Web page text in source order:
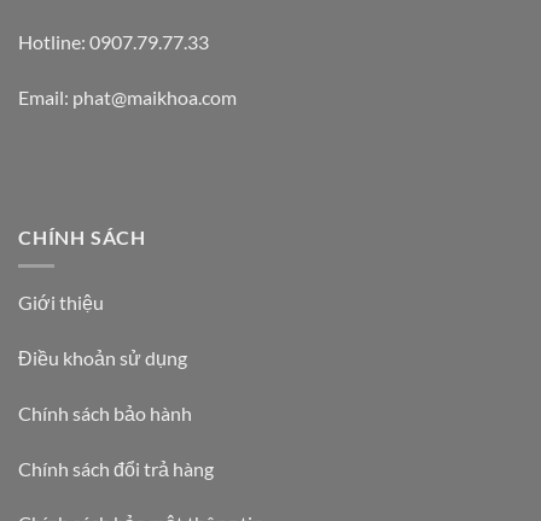
Hotline: 0907.79.77.33
Email: phat@maikhoa.com
CHÍNH SÁCH
Giới thiệu
Điều khoản sử dụng
Chính sách bảo hành
Chính sách đổi trả hàng